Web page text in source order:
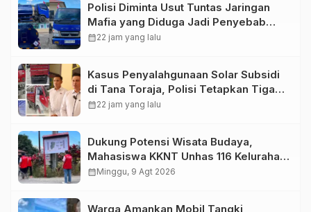
Polisi Diminta Usut Tuntas Jaringan
Mafia yang Diduga Jadi Penyebab
Kelangkaan BBM di Toraja
calendar_month22 jam yang lalu
Kasus Penyalahgunaan Solar Subsidi
di Tana Toraja, Polisi Tetapkan Tiga
Tersangka Baru
calendar_month22 jam yang lalu
Dukung Potensi Wisata Budaya,
Mahasiswa KKNT Unhas 116 Kelurahan
Nonongan Utara Pasang Papan
calendar_monthMinggu, 9 Agt 2026
Warga Amankan Mobil Tangki